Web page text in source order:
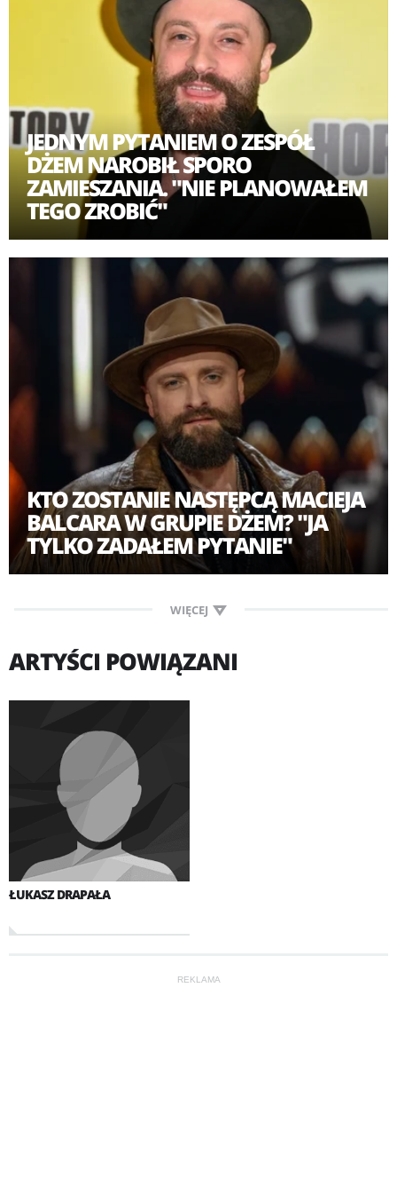
JEDNYM PYTANIEM O ZESPÓŁ
DŻEM NAROBIŁ SPORO
ZAMIESZANIA. "NIE PLANOWAŁEM
TEGO ZROBIĆ"
KTO ZOSTANIE NASTĘPCĄ MACIEJA
BALCARA W GRUPIE DŻEM? "JA
TYLKO ZADAŁEM PYTANIE"
WIĘCEJ
ARTYŚCI POWIĄZANI
ŁUKASZ DRAPAŁA
REKLAMA